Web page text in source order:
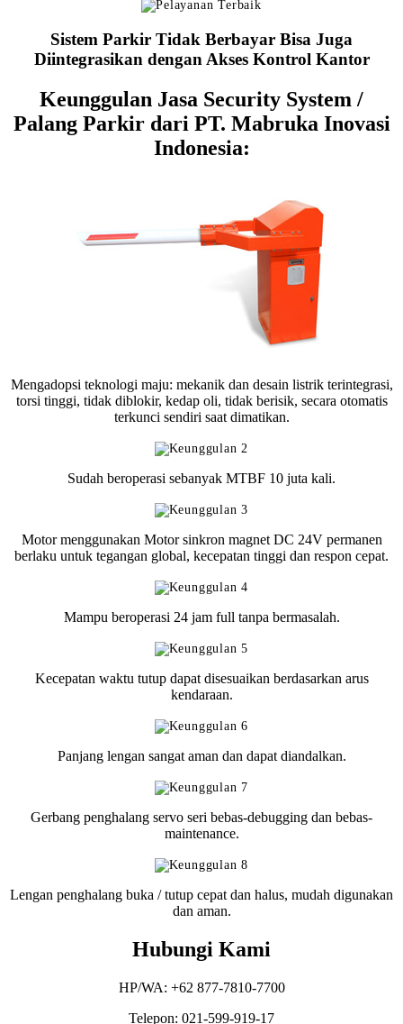
Sistem Parkir Tidak Berbayar Bisa Juga
Diintegrasikan dengan Akses Kontrol Kantor
Keunggulan Jasa Security System /
Palang Parkir dari PT. Mabruka Inovasi
Indonesia:
Mengadopsi teknologi maju: mekanik dan desain listrik terintegrasi,
torsi tinggi, tidak diblokir, kedap oli, tidak berisik, secara otomatis
terkunci sendiri saat dimatikan.
Sudah beroperasi sebanyak MTBF 10 juta kali.
Motor menggunakan Motor sinkron magnet DC 24V permanen
berlaku untuk tegangan global, kecepatan tinggi dan respon cepat.
Mampu beroperasi 24 jam full tanpa bermasalah.
Kecepatan waktu tutup dapat disesuaikan berdasarkan arus
kendaraan.
Panjang lengan sangat aman dan dapat diandalkan.
Gerbang penghalang servo seri bebas-debugging dan bebas-
maintenance.
Lengan penghalang buka / tutup cepat dan halus, mudah digunakan
dan aman.
Hubungi Kami
HP/WA: +62 877-7810-7700
Telepon: 021-599-919-17